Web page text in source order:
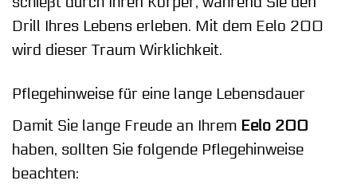
Drill Ihres Lebens erleben. Mit dem Eelo 200
wird dieser Traum Wirklichkeit.
Pflegehinweise für eine lange Lebensdauer
Damit Sie lange Freude an Ihrem Eelo 200
haben, sollten Sie folgende Pflegehinweise
beachten: